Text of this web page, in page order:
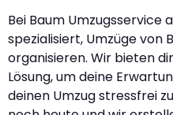
Bei Baum Umzugsservice
spezialisiert, Umzüge von
organisieren. Wir bieten
Lösung, um deine
deinen Umzug stressfrei